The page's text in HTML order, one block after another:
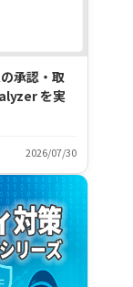
承認・取
を実
2026/07/30